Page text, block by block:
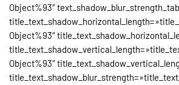
Object%93″
Object%93″
Object%93″